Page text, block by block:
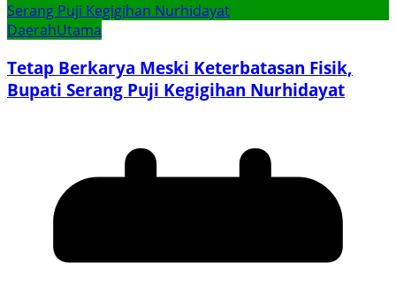
DaerahUtama
Tetap Berkarya Meski Keterbatasan Fisik,
Bupati Serang Puji Kegigihan Nurhidayat